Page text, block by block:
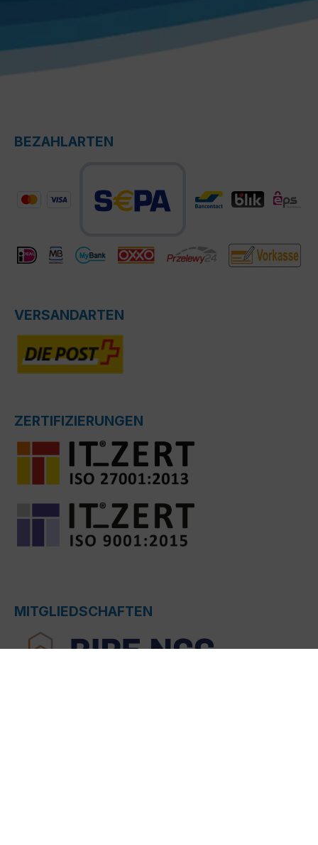
BEZAHLARTEN
VERSANDARTEN
ZERTIFIZIERUNGEN
MITGLIEDSCHAFTEN